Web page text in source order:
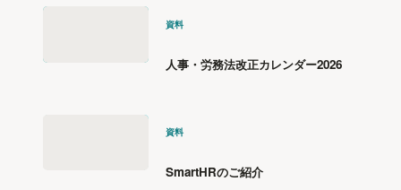
資料
人事・労務法改正カレンダー2026
資料
SmartHRのご紹介